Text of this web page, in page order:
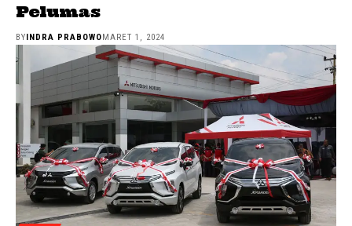
Pelumas
BYINDRA PRABOWOMARET 1, 2024